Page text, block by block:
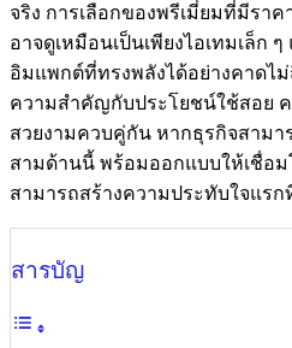
จริง การเลือกของพรีเมี่ยมที่มีราค
อาจดูเหมือนเป็นเพียงไอเทมเล็ก
อิมแพกต์ที่ทรงพลังได้อย่างคาดไ
ความสำคัญกับประโยชน์ใช้สอย
สวยงามควบคู่กัน หากธุรกิจสาม
สามด้านนี้ พร้อมออกแบบให้เชื่อม
สามารถสร้างความประทับใจแร
สารบัญ